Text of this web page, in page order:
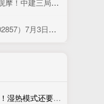
项目为安全生产示范
金净卖出820.19万元
配资世界门户 被“牛舔天”硬控了！湿热模式还要再忍几天，防暑必看